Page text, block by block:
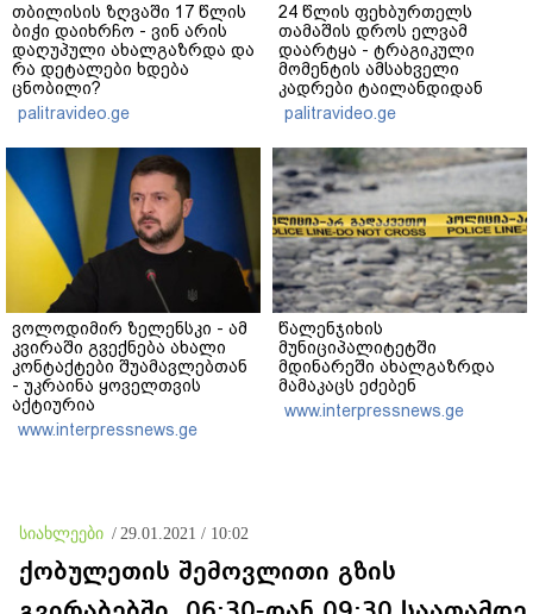
თბილისის ზღვაში 17 წლის
ბიჭი დაიხრჩო - ვინ არის
დაღუპული ახალგაზრდა და
რა დეტალები ხდება
ცნობილი?
palitravideo.ge
24 წლის ფეხბურთელს
თამაშის დროს ელვამ
დაარტყა - ტრაგიკული
მომენტის ამსახველი
კადრები ტაილანდიდან
მედიაში ვრცელდება
palitravideo.ge
ვოლოდიმირ ზელენსკი - ამ
კვირაში გვექნება ახალი
კონტაქტები შუამავლებთან
- უკრაინა ყოველთვის
აქტიურია
www.interpressnews.ge
წალენჯიხის
მუნიციპალიტეტში
მდინარეში ახალგაზრდა
მამაკაცს ეძებენ
www.interpressnews.ge
სიახლეები / 29.01.2021 / 10:02
ქობულეთის შემოვლითი გზის